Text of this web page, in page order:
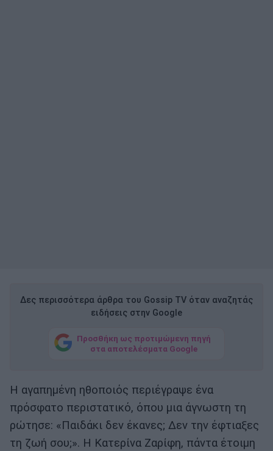
Δες περισσότερα άρθρα του Gossip TV όταν αναζητάς
ειδήσεις στην Google
Προσθήκη ως προτιμώμενη πηγή
στα αποτελέσματα Google
Η αγαπημένη ηθοποιός περιέγραψε ένα
πρόσφατο περιστατικό, όπου μια άγνωστη τη
ρώτησε: «Παιδάκι δεν έκανες; Δεν την έφτιαξες
τη ζωή σου;». Η Κατερίνα Ζαρίφη, πάντα έτοιμη